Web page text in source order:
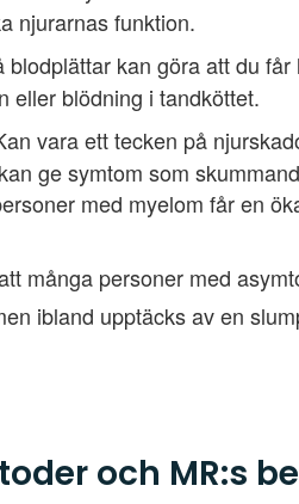
njurarnas funktion.
blodplättar kan göra att du
eller blödning i tandköttet.
vara ett tecken på
ge symtom som
med myelom får en
många personer med
ibland upptäcks av en
och MR:s